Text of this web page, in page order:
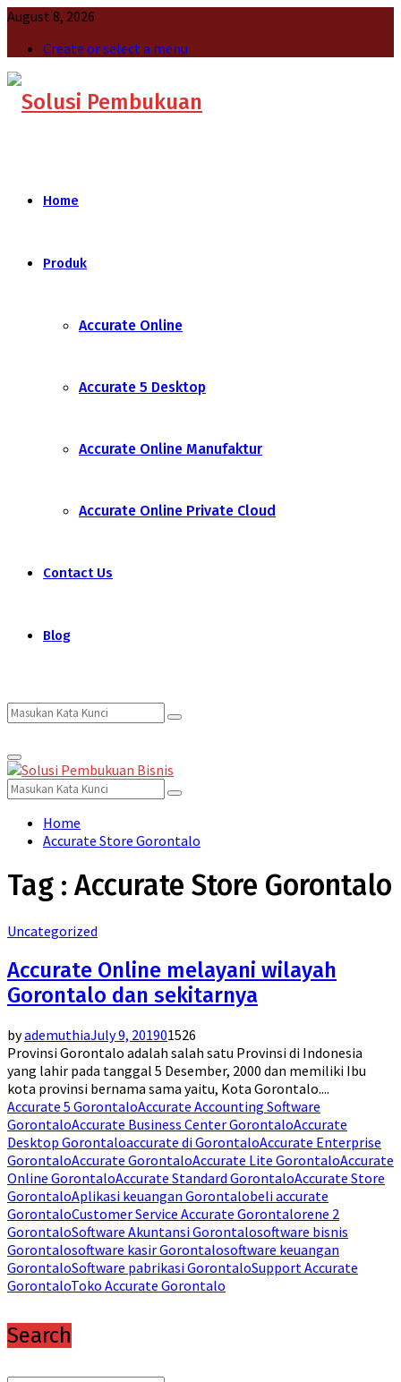
August 8, 2026
Create or select a menu
Home
Produk
Accurate Online
Accurate 5 Desktop
Accurate Online Manufaktur
Accurate Online Private Cloud
Contact Us
Blog
Search
for:
Search
Primary
Menu
Search
for:
Search
Home
Accurate Store Gorontalo
Tag : Accurate Store Gorontalo
Uncategorized
Accurate Online melayani wilayah
Gorontalo dan sekitarnya
byademuthiaJuly 9, 201901526
Provinsi Gorontalo adalah salah satu Provinsi di Indonesia
yang lahir pada tanggal 5 Desember, 2000 dan memiliki Ibu
kota provinsi bernama sama yaitu, Kota Gorontalo....
Accurate 5 GorontaloAccurate Accounting Software
GorontaloAccurate Business Center GorontaloAccurate
Desktop Gorontaloaccurate di GorontaloAccurate Enterprise
GorontaloAccurate GorontaloAccurate Lite GorontaloAccurate
Online GorontaloAccurate Standard GorontaloAccurate Store
GorontaloAplikasi keuangan Gorontalobeli accurate
GorontaloCustomer Service Accurate Gorontalorene 2
GorontaloSoftware Akuntansi Gorontalosoftware bisnis
Gorontalosoftware kasir Gorontalosoftware keuangan
GorontaloSoftware pabrikasi GorontaloSupport Accurate
GorontaloToko Accurate Gorontalo
Search